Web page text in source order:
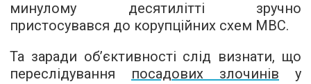
минулому десятилітті зручно
пристосувався до корупційних схем МВС.
Та заради об’єктивності слід визнати, що
переслідування посадових злочинів у